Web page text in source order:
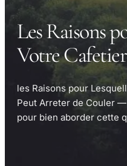
Les Raisons
Votre
les Raisons pour
Peut Arreter de Couler
pour bien aborder cette